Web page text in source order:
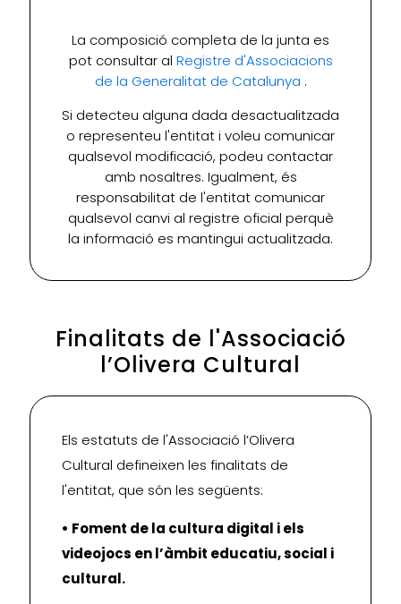
La composició completa de la junta es
pot consultar al Registre d'Associacions
de la Generalitat de Catalunya .
Si detecteu alguna dada desactualitzada
o representeu l'entitat i voleu comunicar
qualsevol modificació, podeu contactar
amb nosaltres. Igualment, és
responsabilitat de l'entitat comunicar
qualsevol canvi al registre oficial perquè
la informació es mantingui actualitzada.
Finalitats de l'Associació
l’Olivera Cultural
Els estatuts de l'Associació l’Olivera
Cultural defineixen les finalitats de
l'entitat, que són les següents:
• Foment de la cultura digital i els
videojocs en l’àmbit educatiu, social i
cultural.